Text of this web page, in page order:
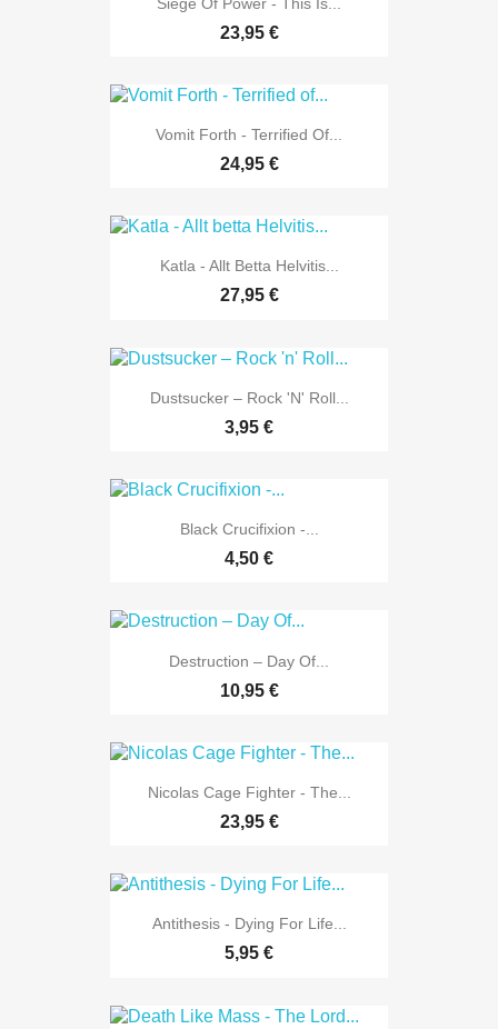
23,95 €
Vomit Forth - Terrified Of...
24,95 €
Katla - Allt Betta Helvitis...
27,95 €
Dustsucker ‎– Rock 'n' Roll...
3,95 €
Black Crucifixion -...
4,50 €
Destruction – Day Of...
10,95 €
Nicolas Cage Fighter - The...
23,95 €
Antithesis - Dying For Life...
5,95 €